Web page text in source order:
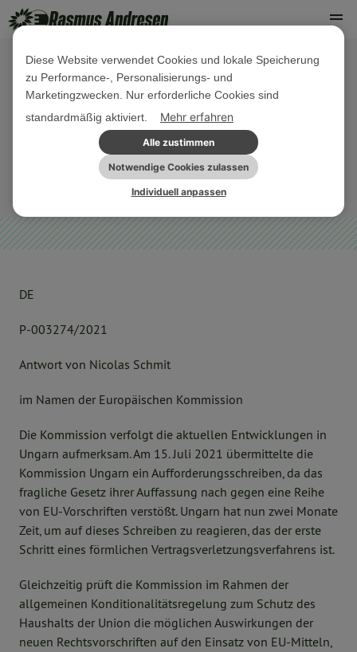
16. SEPTEMBER 2021
EU-Kommission zu LGTBIQ*-Rechten
in Ungarn
LGBTIQ*
DE
P-003274/2021
Antwort von Nicolas Schmit
im Namen der Europäischen Kommission
Die Kommission verfolgt die aktuellen Entwicklungen in
Ungarn aufmerksam. Am 15. Juli 2021 übermittelte die
Kommission Ungarn ein Aufforderungsschreiben, da das
fragliche Gesetz ihrer Auffassung nach gegen eine Reihe
von EU-Vorschriften verstößt. Ungarn hat nun zwei Monate
Zeit, um auf dieses Schreiben zu reagieren, das der erste
Schritt eines förmlichen Vertragsverletzungsverfahrens ist.
Gleichzeitig prüft die Kommission im Rahmen der
allgemeinen Konditionalitätsregelung zum Schutz des
Haushalts der Union die möglichen Auswirkungen der
neuen Rechtsvorschriften auf den Einsatz von EU-Mitteln,
Diese Website verwendet Cookies und lokale Speicherung
zu Performance-, Personalisierungs- und
Marketingzwecken. Nur erforderliche Cookies sind
standardmäßig aktiviert.
Mehr erfahren
Alle zustimmen
Notwendige Cookies zulassen
Individuell anpassen